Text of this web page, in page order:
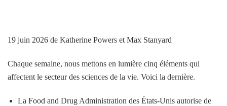
19 juin 2026 de Katherine Powers et Max Stanyard
Chaque semaine, nous mettons en lumière cinq éléments qui
affectent le secteur des sciences de la vie. Voici la dernière.
La Food and Drug Administration des États-Unis autorise de